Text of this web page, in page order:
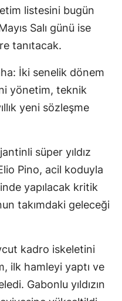
listesini bugün
Salı günü ise
tanıtacak.
İki senelik dönem
yönetim, teknik
yeni sözleşme
süper yıldız
Pino, acil koduyla
yapılacak kritik
takımdaki geleceği
kadro iskeletini
ilk hamleyi yaptı ve
Gabonlu yıldızın